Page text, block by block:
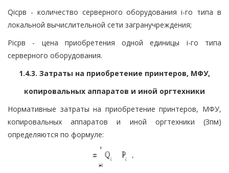
Qiсрв - количество серверного оборудования i-го типа в
локальной вычислительной сети загранучреждения;
Piсрв - цена приобретения одной единицы i-го типа
серверного оборудования.
1.4.3. Затраты на приобретение принтеров, МФУ,
копировальных аппаратов и иной оргтехники
Нормативные затраты на приобретение принтеров, МФУ,
копировальных аппаратов и иной оргтехники (Зпм)
определяются по формуле: